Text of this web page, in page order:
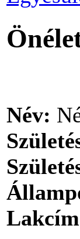
Név: